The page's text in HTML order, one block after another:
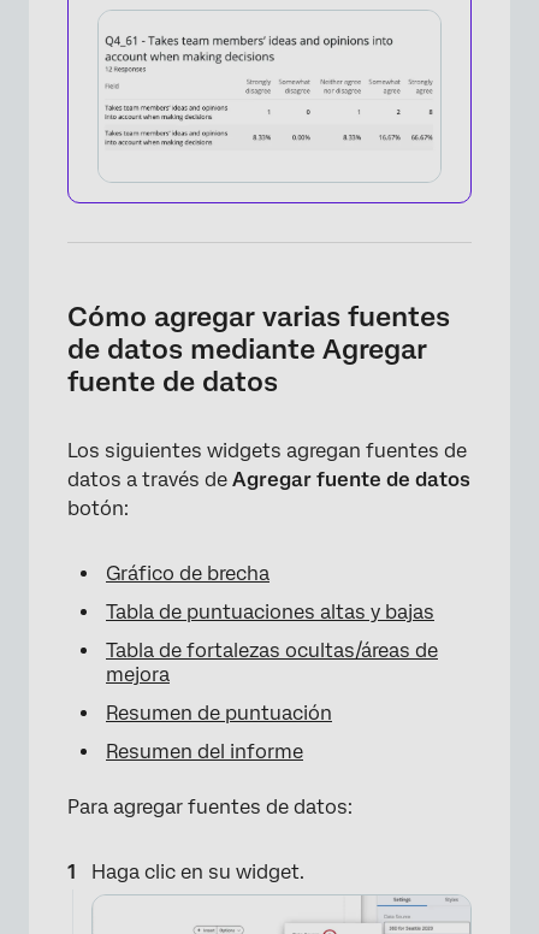
×
Cómo agregar varias fuentes
de datos mediante Agregar
fuente de datos
Los siguientes widgets agregan fuentes de
datos a través de Agregar fuente de datos
botón:
Gráfico de brecha
Tabla de puntuaciones altas y bajas
Tabla de fortalezas ocultas/áreas de
mejora
Resumen de puntuación
Resumen del informe
Para agregar fuentes de datos:
Haga clic en su widget.